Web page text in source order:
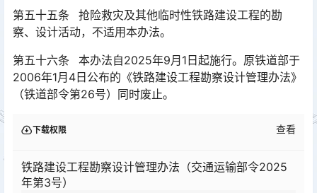
第五十五条 抢险救灾及其他临时性铁路建设工程的勘
察、设计活动，不适用本办法。
第五十六条 本办法自2025年9月1日起施行。原铁道部于
2006年1月4日公布的《铁路建设工程勘察设计管理办法》
（铁道部令第26号）同时废止。
下载权限 查看
铁路建设工程勘察设计管理办法（交通运输部令2025
年第3号）